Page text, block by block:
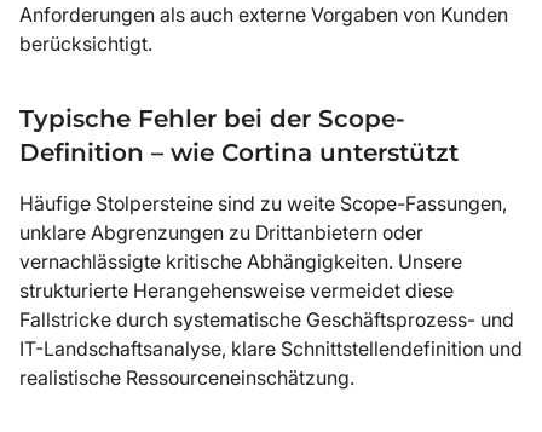
Anforderungen als auch externe Vorgaben von Kunden
berücksichtigt.
Typische Fehler bei der Scope-
Definition – wie Cortina unterstützt
Häufige Stolpersteine sind zu weite Scope-Fassungen,
unklare Abgrenzungen zu Drittanbietern oder
vernachlässigte kritische Abhängigkeiten. Unsere
strukturierte Herangehensweise vermeidet diese
Fallstricke durch systematische Geschäftsprozess- und
IT-Landschaftsanalyse, klare Schnittstellendefinition und
realistische Ressourceneinschätzung.